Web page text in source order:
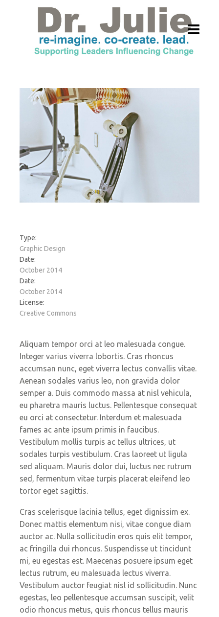
Type:
Graphic Design
Date:
October 2014
Date:
October 2014
License:
Creative Commons
Aliquam tempor orci at leo malesuada congue.
Integer varius viverra lobortis. Cras rhoncus
accumsan nunc, eget viverra lectus convallis vitae.
Aenean sodales varius leo, non gravida dolor
semper a. Duis commodo massa at nisl vehicula,
eu pharetra mauris luctus. Pellentesque consequat
eu orci at consectetur. Interdum et malesuada
fames ac ante ipsum primis in faucibus.
Vestibulum mollis turpis ac tellus ultrices, ut
sodales turpis vestibulum. Cras laoreet ut ligula
sed aliquam. Mauris dolor dui, luctus nec rutrum
sed, fermentum vitae turpis placerat eleifend leo
tortor eget sagittis.
Cras scelerisque lacinia tellus, eget dignissim ex.
Donec mattis elementum nisi, vitae congue diam
auctor ac. Nulla sollicitudin eros quis elit tempor,
ac fringilla dui rhoncus. Suspendisse ut tincidunt
mi, eu egestas est. Maecenas posuere ipsum eget
lectus rutrum, eu malesuada lectus viverra.
Vestibulum auctor feugiat nisl id sollicitudin. Nunc
egestas, leo pellentesque accumsan suscipit, velit
odio rhoncus metus, quis rhoncus tellus mauris